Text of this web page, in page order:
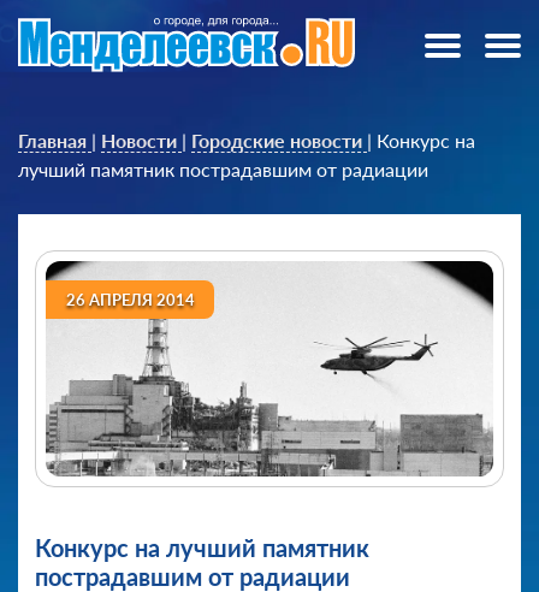
Главная | Новости | Городские новости | Конкурс на
лучший памятник пострадавшим от радиации
26 АПРЕЛЯ 2014
Конкурс на лучший памятник
пострадавшим от радиации